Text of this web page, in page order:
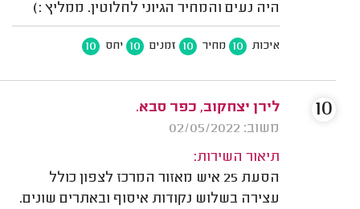
היה נעים והמחיר הגיוני לחלוטין. ממליץ :)
איכות 10 מחיר 10 זמנים 10 יחס 10
לירן יצחקוב, כפר סבא.
משוב: 02/05/2022
תיאור השירות:
הסעת 25 איש מאזור המרכז לצפון כולל
עצירה בשלוש נקודות איסוף ובאתרים שונים.
10